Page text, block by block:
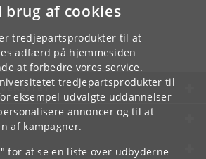
brug af cookies
tredjepartsprodukter til at
adfærd på hjemmesiden
at forbedre vores service.
tredjepartsprodukter til
eksempel udvalgte uddannelser
annoncer og til at
af kampagner.
for at se en liste over udbyderne